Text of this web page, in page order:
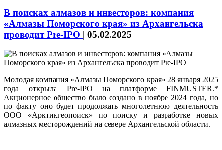
В поисках алмазов и инвесторов: компания
«Алмазы Поморского края» из Архангельска
проводит Pre-IPO | 05.02.2025
Молодая компания «Алмазы Поморского края» 28 января 2025
года открыла Pre-IPO на платформе FINMUSTER.*
Акционерное общество было создано в ноябре 2024 года, но
по факту оно будет продолжать многолетнюю деятельность
ООО «Арктикгеопоиск» по поиску и разработке новых
алмазных месторождений на севере Архангельской области.